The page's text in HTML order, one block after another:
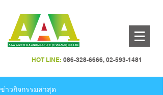
HOT LINE: 086-328-6666, 02-593-1481
ข่าวกิจกรรมล่าสุด